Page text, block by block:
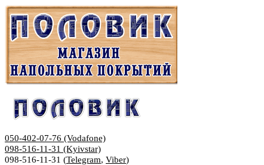
050-402-07-76 (Vodafone)
098-516-11-31 (Kyivstar)
098-516-11-31 (Telegram, Viber)